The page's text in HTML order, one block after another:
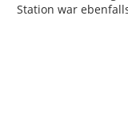
Station war